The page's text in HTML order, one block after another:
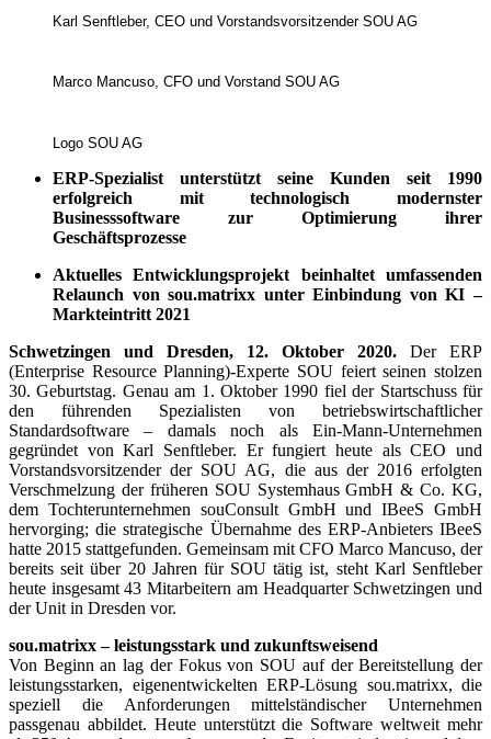
Karl Senftleber, CEO und Vorstandsvorsitzender SOU AG
Marco Mancuso, CFO und Vorstand SOU AG
Logo SOU AG
ERP-Spezialist unterstützt seine Kunden seit 1990
erfolgreich mit technologisch modernster
Businesssoftware zur Optimierung ihrer
Geschäftsprozesse
Aktuelles Entwicklungsprojekt beinhaltet umfassenden
Relaunch von sou.matrixx unter Einbindung von KI –
Markteintritt 2021
Schwetzingen und Dresden, 12. Oktober 2020. Der ERP
(Enterprise Resource Planning)-Experte SOU feiert seinen stolzen
30. Geburtstag. Genau am 1. Oktober 1990 fiel der Startschuss für
den führenden Spezialisten von betriebswirtschaftlicher
Standardsoftware – damals noch als Ein-Mann-Unternehmen
gegründet von Karl Senftleber. Er fungiert heute als CEO und
Vorstandsvorsitzender der SOU AG, die aus der 2016 erfolgten
Verschmelzung der früheren SOU Systemhaus GmbH & Co. KG,
dem Tochterunternehmen souConsult GmbH und IBeeS GmbH
hervorging; die strategische Übernahme des ERP-Anbieters IBeeS
hatte 2015 stattgefunden. Gemeinsam mit CFO Marco Mancuso, der
bereits seit über 20 Jahren für SOU tätig ist, steht Karl Senftleber
heute insgesamt 43 Mitarbeitern am Headquarter Schwetzingen und
der Unit in Dresden vor.
sou.matrixx – leistungsstark und zukunftsweisend
Von Beginn an lag der Fokus von SOU auf der Bereitstellung der
leistungsstarken, eigenentwickelten ERP-Lösung sou.matrixx, die
speziell die Anforderungen mittelständischer Unternehmen
passgenau abbildet. Heute unterstützt die Software weltweit mehr